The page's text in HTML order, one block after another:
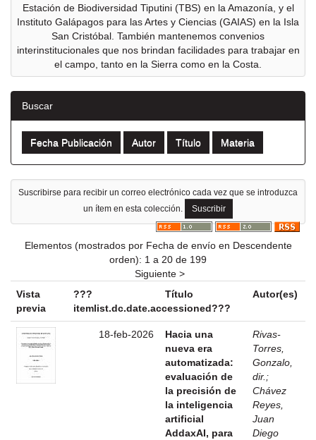
Estación de Biodiversidad Tiputini (TBS) en la Amazonía, y el
Instituto Galápagos para las Artes y Ciencias (GAIAS) en la Isla
San Cristóbal. También mantenemos convenios
interinstitucionales que nos brindan facilidades para trabajar en
el campo, tanto en la Sierra como en la Costa.
Buscar
Suscribirse para recibir un correo electrónico cada vez que se introduzca
un ítem en esta colección.
Elementos (mostrados por Fecha de envío en Descendente
orden): 1 a 20 de 199
Siguiente >
Vista
previa
???
itemlist.dc.date.accessioned???
Título Autor(es)
18-feb-2026
Hacia una
nueva era
automatizada:
evaluación de
la precisión de
la inteligencia
artificial
AddaxAI, para
Rivas-
Torres,
Gonzalo,
dir. ;
Chávez
Reyes,
Juan
Diego